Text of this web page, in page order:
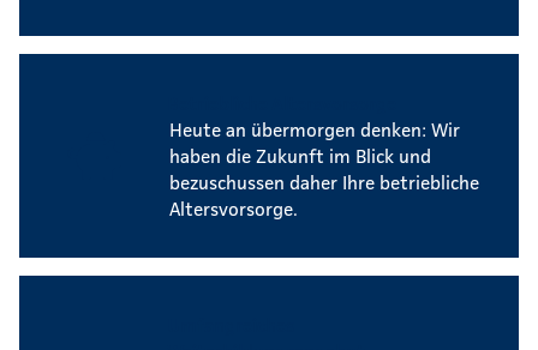
Heute an übermorgen denken: Wir
haben die Zukunft im Blick und
bezuschussen daher Ihre betriebliche
Altersvorsorge.